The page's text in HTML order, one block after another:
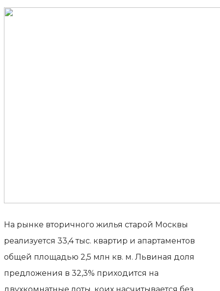
На рынке вторичного жилья старой Москвы
реализуется 33,4 тыс. квартир и апартаментов
общей площадью 2,5 млн кв. м. Львиная доля
предложения в 32,3% приходится на